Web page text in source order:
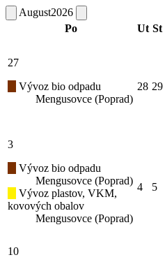
August2026
Po
Ut St
27
Vývoz bio odpadu
Mengusovce (Poprad)
28 29
3
Vývoz bio odpadu
Mengusovce (Poprad)
Vývoz plastov, VKM,
kovových obalov
Mengusovce (Poprad)
4 5
10